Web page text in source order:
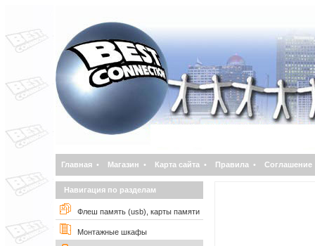
Главная • Магазин • Карта сайта • Правила • Соглашение
Навигация по разделам
Флеш память (usb), карты памяти
Монтажные шкафы